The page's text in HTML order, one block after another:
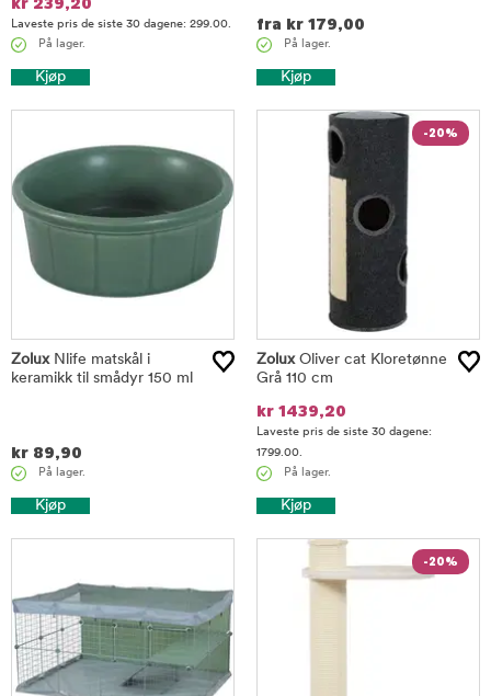
kr 239,20
Laveste pris de siste 30 dagene: 299.00.
På lager.
Kjøp
fra kr 179,00
På lager.
Kjøp
ZoluxNlife matskål i
keramikk til smådyr 150 ml
kr 89,90
På lager.
Kjøp
-20%
ZoluxOliver cat Kloretønne
Grå 110 cm
kr 1439,20
Laveste pris de siste 30 dagene:
1799.00.
På lager.
Kjøp
-20%